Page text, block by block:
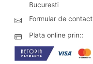
Bucuresti
Formular de contact
Plata online prin::